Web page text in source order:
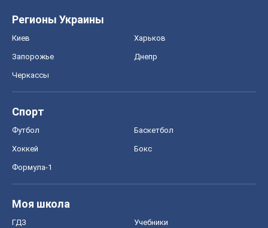
Регионы Украины
Киев Харьков
Запорожье Днепр
Черкассы
Спорт
Футбол Баскетбол
Хоккей Бокс
Формула-1
Моя школа
ГДЗ Учебники